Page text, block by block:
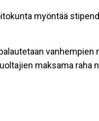
myöntää
vanhempien
maksama raha